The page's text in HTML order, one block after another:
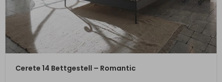
ZUM PRODUKT
Cerete 14 Bettgestell – Romantic